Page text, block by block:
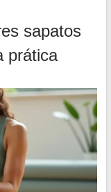
sapatos
prática